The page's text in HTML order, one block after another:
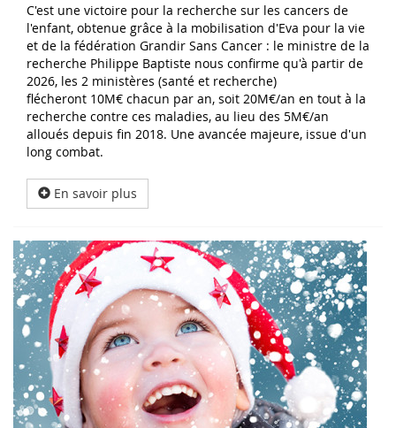
C'est une victoire pour la recherche sur les cancers de
l'enfant, obtenue grâce à la mobilisation d'Eva pour la vie
et de la fédération Grandir Sans Cancer : le ministre de la
recherche Philippe Baptiste nous confirme qu'à partir de
2026, les 2 ministères (santé et recherche)
flécheront 10M€ chacun par an, soit 20M€/an en tout à la
recherche contre ces maladies, au lieu des 5M€/an
alloués depuis fin 2018. Une avancée majeure, issue d'un
long combat.
En savoir plus